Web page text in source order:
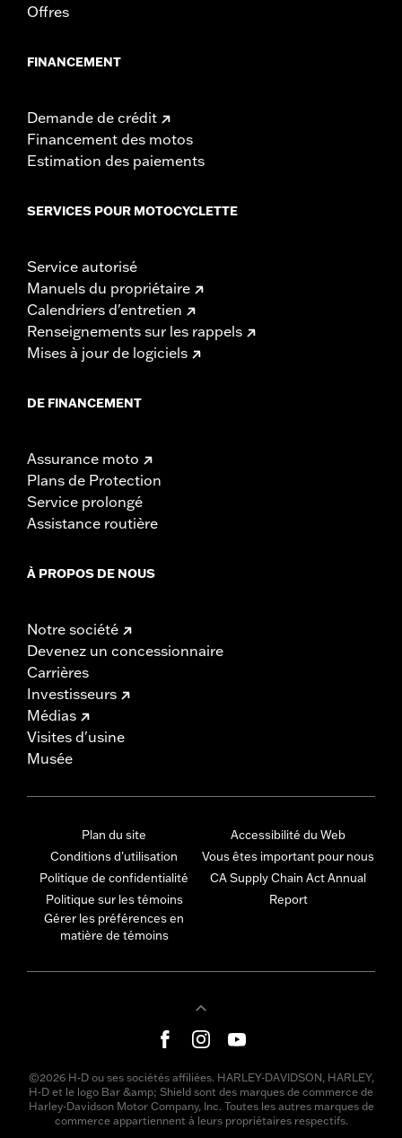
Offres
FINANCEMENT
Demande de crédit
Financement des motos
Estimation des paiements
SERVICES POUR MOTOCYCLETTE
Service autorisé
Manuels du propriétaire
Calendriers d'entretien
Renseignements sur les rappels
Mises à jour de logiciels
DE FINANCEMENT
Assurance moto
Plans de Protection
Service prolongé
Assistance routière
À PROPOS DE NOUS
Notre société
Devenez un concessionnaire
Carrières
Investisseurs
Médias
Visites d'usine
Musée
Plan du site
Conditions d'utilisation
Politique de confidentialité
Politique sur les témoins
Gérer les préférences en
matière de témoins
Accessibilité du Web
Vous êtes important pour nous
CA Supply Chain Act Annual
Report
©2026 H-D ou ses sociétés affiliées. HARLEY-DAVIDSON, HARLEY,
H-D et le logo Bar &amp; Shield sont des marques de commerce de
Harley-Davidson Motor Company, Inc. Toutes les autres marques de
commerce appartiennent à leurs propriétaires respectifs.